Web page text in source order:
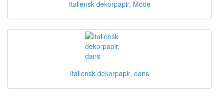
Italiensk dekorpapir, Mode
Italiensk dekorpapir, dans